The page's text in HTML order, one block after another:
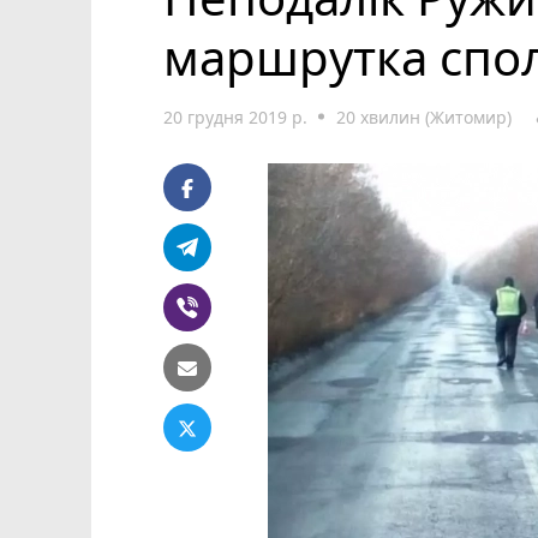
маршрутка
20 грудня 2019 р. 20 хвилин (Житомир)